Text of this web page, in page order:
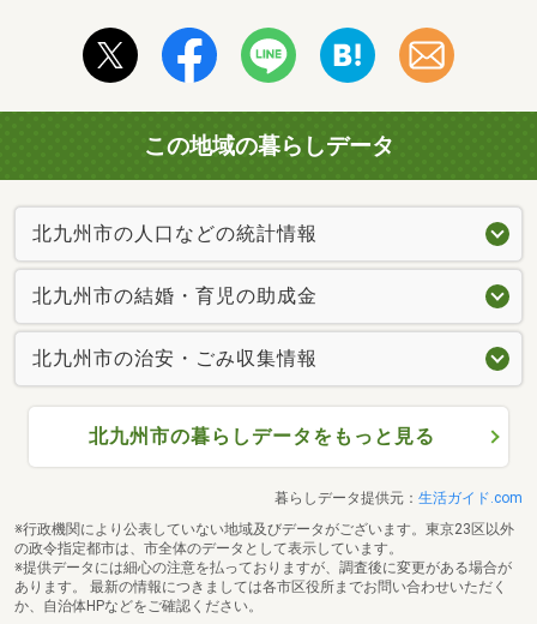
この地域の暮らしデータ
北九州市の人口などの統計情報
北九州市の結婚・育児の助成金
北九州市の治安・ごみ収集情報
北九州市の暮らしデータをもっと見る
暮らしデータ提供元： 生活ガイド.com
※行政機関により公表していない地域及びデータがございます。東京23区以外
の政令指定都市は、市全体のデータとして表示しています。
※提供データには細心の注意を払っておりますが、調査後に変更がある場合が
あります。 最新の情報につきましては各市区役所までお問い合わせいただく
か、自治体HPなどをご確認ください。